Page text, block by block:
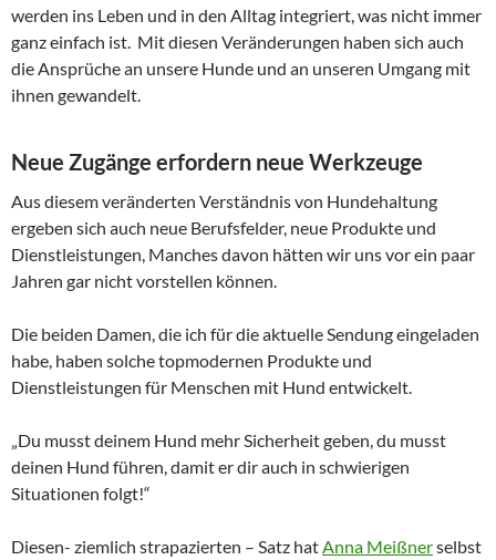
werden ins Leben und in den Alltag integriert, was nicht immer
ganz einfach ist. Mit diesen Veränderungen haben sich auch
die Ansprüche an unsere Hunde und an unseren Umgang mit
ihnen gewandelt.
Neue Zugänge erfordern neue Werkzeuge
Aus diesem veränderten Verständnis von Hundehaltung
ergeben sich auch neue Berufsfelder, neue Produkte und
Dienstleistungen, Manches davon hätten wir uns vor ein paar
Jahren gar nicht vorstellen können.
Die beiden Damen, die ich für die aktuelle Sendung eingeladen
habe, haben solche topmodernen Produkte und
Dienstleistungen für Menschen mit Hund entwickelt.
„Du musst deinem Hund mehr Sicherheit geben, du musst
deinen Hund führen, damit er dir auch in schwierigen
Situationen folgt!“
Diesen- ziemlich strapazierten – Satz hat Anna Meißnerselbst